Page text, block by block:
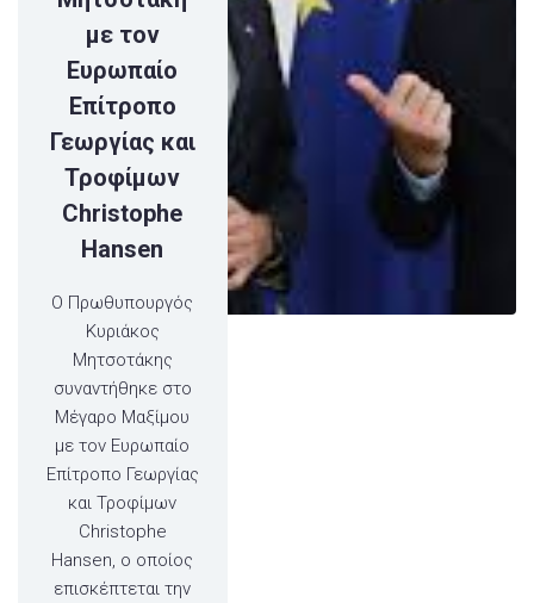
με τον
Ευρωπαίο
Επίτροπο
Γεωργίας και
Τροφίμων
Christophe
Hansen
Ο Πρωθυπουργός
Κυριάκος
Μητσοτάκης
συναντήθηκε στο
Μέγαρο Μαξίμου
με τον Ευρωπαίο
Επίτροπο Γεωργίας
και Τροφίμων
Christophe
Hansen, ο οποίος
επισκέπτεται την